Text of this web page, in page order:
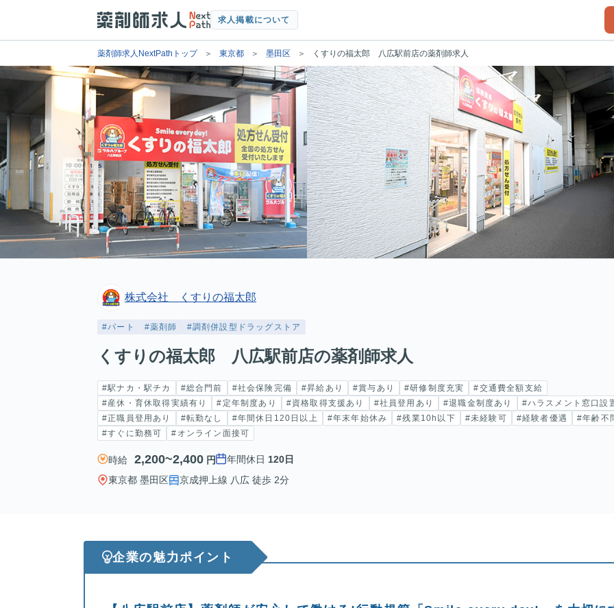
求人掲載について
薬剤師求人NextPathトップ 東京都 墨田区 くすりの福太郎 八広駅前店の薬剤師求人
株式会社 くすりの福太郎
#パート #薬剤師 #調剤併設型ドラッグストア
くすりの福太郎 八広駅前店の薬剤師求人
#駅ナカ・駅チカ #総合門前 #社会保険完備 #昇給あり #賞与あり #研修制度充実
#交通費全額支給
#産休・育休取得実績有り
#定年制度あり #資格取得支援あり #社員登用あり #退職金制度あり
#ハラスメント窓口設
#正職員登用あり
#転勤なし #年間休日120日以上 #年末年始休み #残業10h以下 #未経験可 #経験者優遇
#年齢不
#すぐに勤務可
#オンライン面接可
時給 2,200~2,400 円 年間休日 120日
東京都 墨田区
京成押上線 八広 徒歩 2分
企業の魅力ポイント